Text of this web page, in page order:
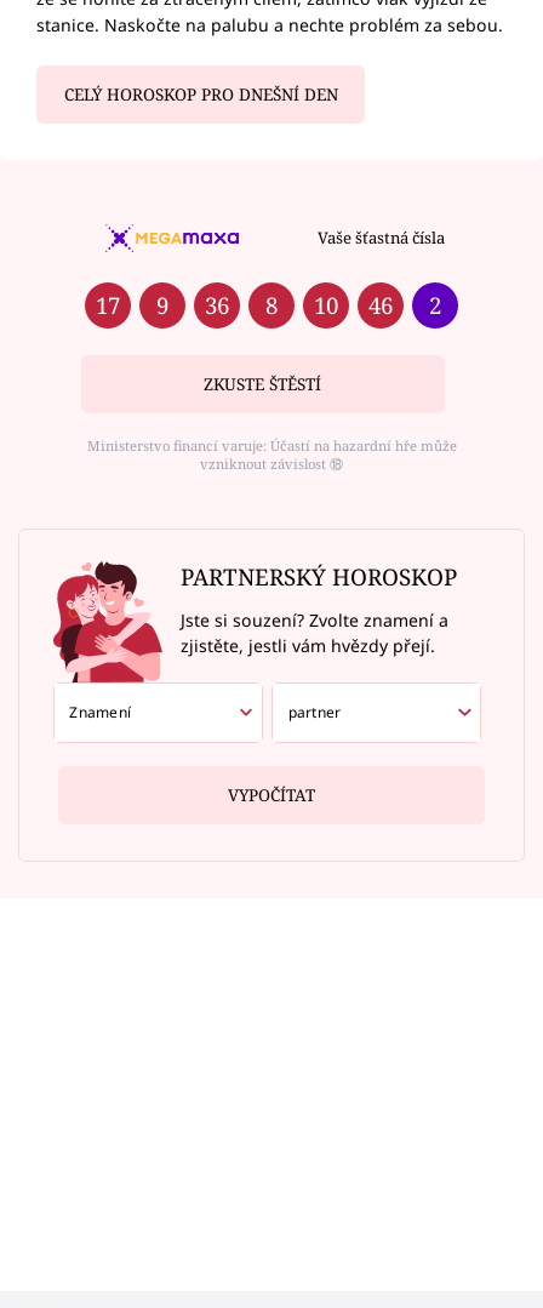
stanice. Naskočte na palubu a nechte problém za sebou.
CELÝ HOROSKOP PRO DNEŠNÍ DEN
Vaše šťastná čísla
17 9 36 8 10 46 2
ZKUSTE ŠTĚSTÍ
Ministerstvo financí varuje: Účastí na hazardní hře může
vzniknout závislost ⑱
PARTNERSKÝ HOROSKOP
Jste si souzení? Zvolte znamení a
zjistěte, jestli vám hvězdy přejí.
VYPOČÍTAT